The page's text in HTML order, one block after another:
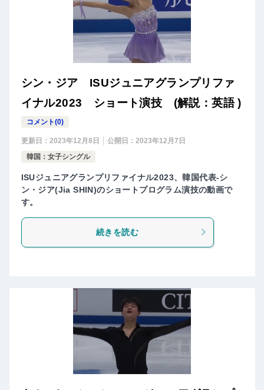
シン・ジア ISUジュニアグランプリファ
イナル2023 ショート演技 (解説：英語 )
コメント(0)
更新日： 2023年12月8日 公開日： 2023年12月7日
韓国：女子シングル
ISUジュニアグランプリファイナル2023、韓国代表-シ
ン・ジア(Jia SHIN)のショートプログラム演技の動画で
す。
続きを読む